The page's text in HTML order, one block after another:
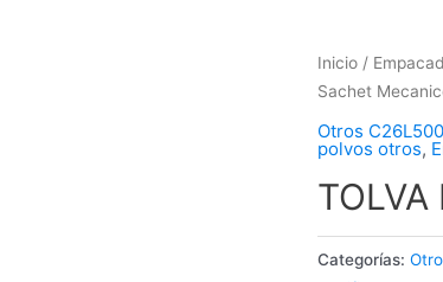
Inicio /
Sachet
Otros
polvos otros,
TOLVA
Categorías: